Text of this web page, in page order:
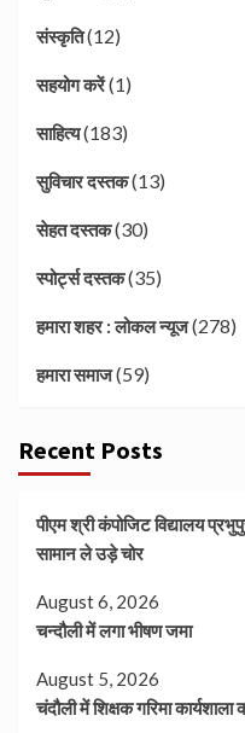
संस्कृति(12)
सहयोग करें(1)
साहित्य(183)
सुविचार दस्तक(13)
सेहत दस्तक(30)
स्पोर्ट्स दस्तक(35)
हमारा शहर : लोकल न्यूज(278)
हमारा समाज(59)
Recent Posts
पीएम श्री कंपोजिट विद्यालय
सामान ले उड़े चोर
August 6, 2026
चन्दौली में लगा भीषण जमा
August 5, 2026
चंदौली में शिक्षक गरिमा